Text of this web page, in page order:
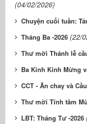
(04/02/2026)
Chuyện cuối tuần:
Tháng Ba -2026 (22/
Thư mời Thánh lễ
Ba Kinh Kính Mừng
CCT - Ăn chay và
Thư mời Tĩnh tâm
LBT: Tháng Tư -2026